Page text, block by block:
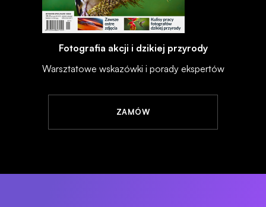
Fotografia akcji i dzikiej przyrody
Warsztatowe wskazówki i porady ekspertów
ZAMÓW